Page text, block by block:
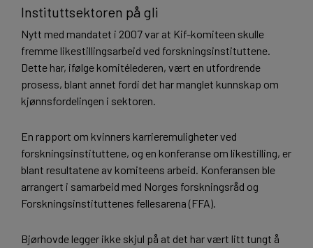
Instituttsektoren på gli
Nytt med mandatet i 2007 var at Kif-komiteen skulle
fremme likestillingsarbeid ved forskningsinstituttene.
Dette har, ifølge komitélederen, vært en utfordrende
prosess, blant annet fordi det har manglet kunnskap om
kjønnsfordelingen i sektoren.
En rapport om kvinners karrieremuligheter ved
forskningsinstituttene, og en konferanse om likestilling, er
blant resultatene av komiteens arbeid. Konferansen ble
arrangert i samarbeid med Norges forskningsråd og
Forskningsinstituttenes fellesarena (FFA).
Bjørhovde legger ikke skjul på at det har vært litt tungt å